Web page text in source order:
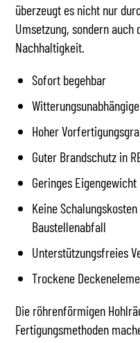
überzeugt es nicht nur
Umsetzung, sondern
Nachhaltigkeit.
Sofort begehbar
Hoher
Guter Brandschutz in
Geringes
Keine
Baustellenabfall
Unterstützungsfreies
Trockene
Die röhrenförmigen
Fertigungsmethoden